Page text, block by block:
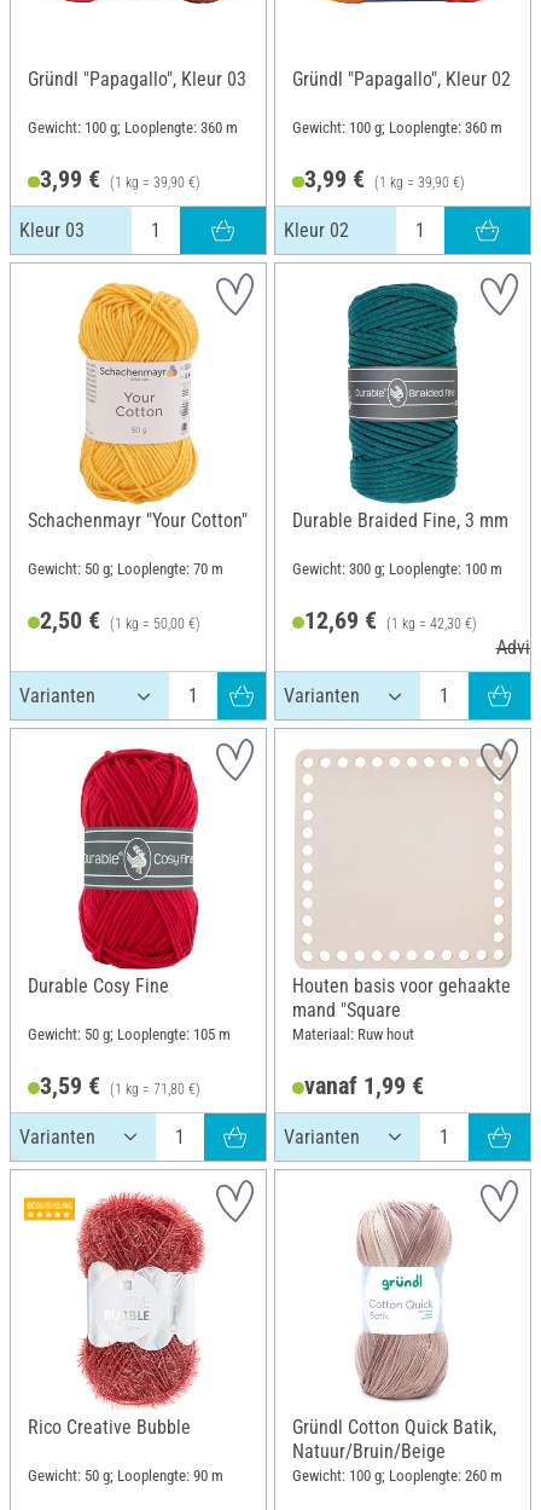
Gründl "Papagallo", Kleur 03
Gewicht: 100 g; Looplengte: 360 m
3,99 € (1 kg = 39,90 €)
Kleur 03
Gründl "Papagallo", Kleur 02
Gewicht: 100 g; Looplengte: 360 m
3,99 € (1 kg = 39,90 €)
Kleur 02
Schachenmayr "Your Cotton"
Gewicht: 50 g; Looplengte: 70 m
2,50 € (1 kg = 50,00 €)
Durable Braided Fine, 3 mm
Gewicht: 300 g; Looplengte: 100 m
12,69 € (1 kg = 42,30 €)
Durable Cosy Fine
Gewicht: 50 g; Looplengte: 105 m
3,59 € (1 kg = 71,80 €)
Houten basis voor gehaakte
mand "Square
Materiaal: Ruw hout
vanaf 1,99 €
Rico Creative Bubble
Gewicht: 50 g; Looplengte: 90 m
Gründl Cotton Quick Batik,
Natuur/Bruin/Beige
Gewicht: 100 g; Looplengte: 260 m